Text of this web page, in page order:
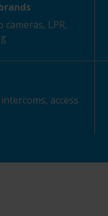
cameras, LPR,
access